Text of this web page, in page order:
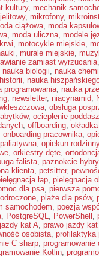
kultury, mechanik
, mikrofony,
ciążowa, moda
, moda uliczna, modele
, motocykle miejskie,
, murale miejskie,
zamiast wyrzucania
nauka biologii, nauka
, nauka
programowania, nauka
, newsletter, niacynamid,
, obsługa
, ocieplenie
, offboarding,
onboarding pracownika,
, opiekun rodzinny
, orkiestry dęte,
falista, paznokcie
klienta, petsitter,
łap, pielęgnacja
dla psa, pierwsza
, plaże dla psów,
samochodem, poezja
, PostgreSQL, PowerShell ,
kat A, prawo jazdy
osobista, profilaktyka
C sharp, programowanie
Kotlin,